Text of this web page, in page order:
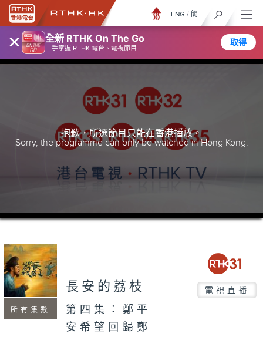
× 全新 RTHK On The Go
一手掌握 RTHK 電台、電視節目
取得
ENG / 簡
抱歉，所選節目只能在香港播放。
Sorry, the programme can only be watched in Hong Kong.
所有集數
長安的荔枝 電視直播
第四集：鄭平
安希望回歸鄭